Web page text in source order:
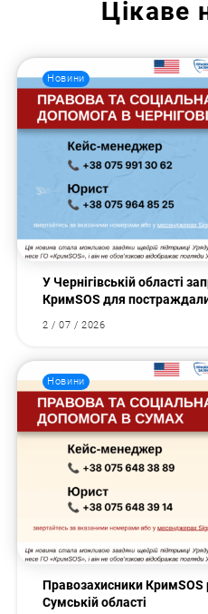
Цікаве
Новини
У Чернігівській області
КримSOS для
2 / 07 / 2026
Новини
Правозахисники КримSOS
Сумській області